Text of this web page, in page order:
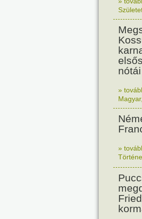
»
Magyar,
»